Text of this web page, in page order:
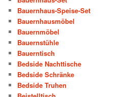
Bauernhaus-Speise-Set
Bauernhausmöbel
Bauernmöbel
Bauernstühle
Bauerntisch
Bedside Nachttische
Bedside Schränke
Bedside Truhen